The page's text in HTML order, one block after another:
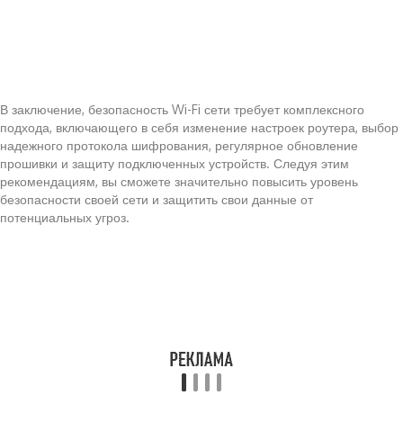
В заключение, безопасность Wi-Fi сети требует комплексного
подхода, включающего в себя изменение настроек роутера, выбор
надежного протокола шифрования, регулярное обновление
прошивки и защиту подключенных устройств. Следуя этим
рекомендациям, вы сможете значительно повысить уровень
безопасности своей сети и защитить свои данные от
потенциальных угроз.